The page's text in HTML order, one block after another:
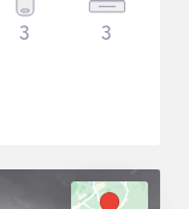
3 3